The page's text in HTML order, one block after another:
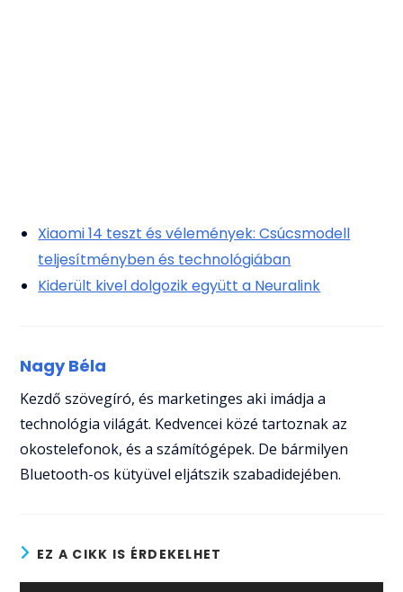
Xiaomi 14 teszt és vélemények: Csúcsmodell
teljesítményben és technológiában
Kiderült kivel dolgozik együtt a Neuralink
Nagy Béla
Kezdő szövegíró, és marketinges aki imádja a
technológia világát. Kedvencei közé tartoznak az
okostelefonok, és a számítógépek. De bármilyen
Bluetooth-os kütyüvel eljátszik szabadidejében.
EZ A CIKK IS ÉRDEKELHET